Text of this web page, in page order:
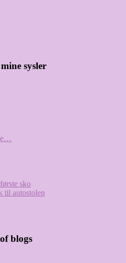
sysler
sko
til autostolen
blogs